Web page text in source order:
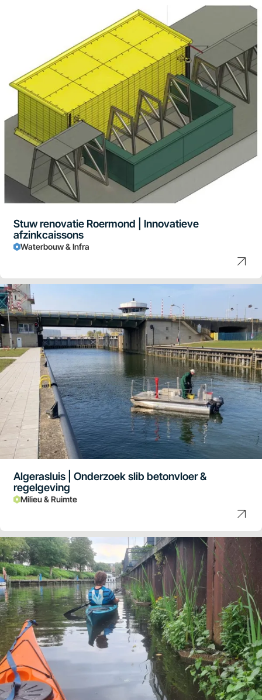
Stuw renovatie Roermond | Innovatieve
afzinkcaissons
Waterbouw & Infra
Algerasluis | Onderzoek slib betonvloer &
regelgeving
Milieu & Ruimte